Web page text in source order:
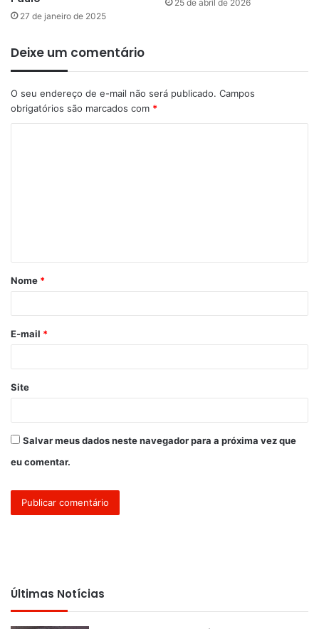
27 de janeiro de 2025
25 de abril de 2026
Deixe um comentário
O seu endereço de e-mail não será publicado. Campos
obrigatórios são marcados com *
á
r
*
Nome *
E-mail *
Site
Salvar meus dados neste navegador para a próxima vez que
eu comentar.
Últimas Notícias